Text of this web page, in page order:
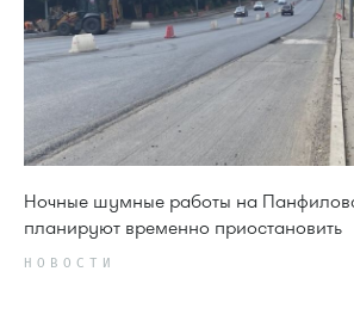
Ночные шумные работы на
планируют временно приостановить
НОВОСТИ